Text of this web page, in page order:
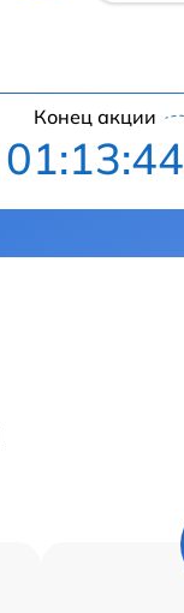
Конец акции
01:13:43